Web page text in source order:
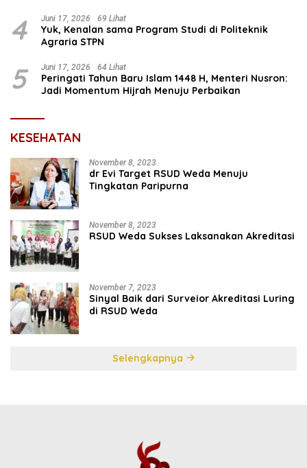
4 Juni 17, 2026 69 Lihat
Yuk, Kenalan sama Program Studi di Politeknik
Agraria STPN
5 Juni 17, 2026 64 Lihat
Peringati Tahun Baru Islam 1448 H, Menteri Nusron:
Jadi Momentum Hijrah Menuju Perbaikan
KESEHATAN
November 8, 2023
dr Evi Target RSUD Weda Menuju
Tingkatan Paripurna
November 8, 2023
RSUD Weda Sukses Laksanakan Akreditasi
November 7, 2023
Sinyal Baik dari Surveior Akreditasi Luring
di RSUD Weda
Selengkapnya